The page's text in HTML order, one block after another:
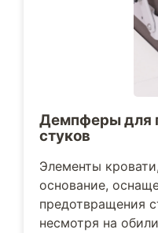
Демпферы для
стуков
Элементы
основание,
предотвращения
несмотря на